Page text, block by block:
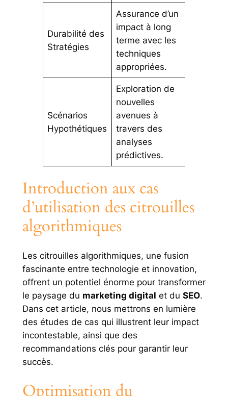
Durabilité des
Stratégies
Assurance d’un
impact à long
terme avec les
techniques
appropriées.
Scénarios
Hypothétiques
Exploration de
nouvelles
avenues à
travers des
analyses
prédictives.
Introduction aux cas
d’utilisation des citrouilles
algorithmiques
Les citrouilles algorithmiques, une fusion
fascinante entre technologie et innovation,
offrent un potentiel énorme pour transformer
le paysage du marketing digital et du SEO.
Dans cet article, nous mettrons en lumière
des études de cas qui illustrent leur impact
incontestable, ainsi que des
recommandations clés pour garantir leur
succès.
Optimisation du